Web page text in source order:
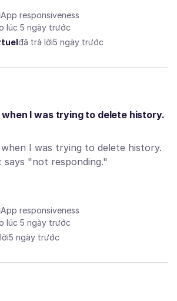
App responsiveness
lúc 5 ngày trước
đã trả lời5 ngày trước
I was trying to delete history.
I was trying to delete history.
"not responding."
App responsiveness
lúc 5 ngày trước
5 ngày trước